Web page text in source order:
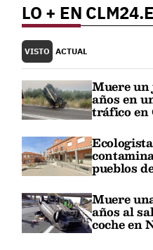
LO + EN
VISTO ACTUAL
Muere un
años en
tráfico en
pueblos
Muere
años al
coche en